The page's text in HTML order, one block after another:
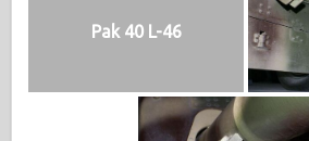
Pak 40 L-46